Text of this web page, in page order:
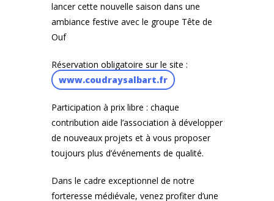
lancer cette nouvelle saison dans une
ambiance festive avec le groupe Tête de
Ouf
Réservation obligatoire sur le site :
www.coudraysalbart.fr
Participation à prix libre : chaque
contribution aide l’association à développer
de nouveaux projets et à vous proposer
toujours plus d’événements de qualité.
Dans le cadre exceptionnel de notre
forteresse médiévale, venez profiter d’une